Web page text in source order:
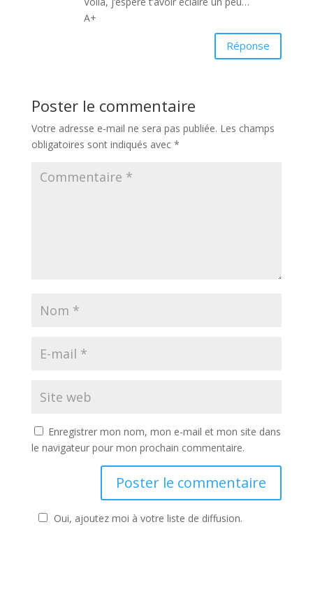
A+
Réponse
Poster le commentaire
Votre adresse e-mail ne sera pas publiée. Les champs
obligatoires sont indiqués avec *
Enregistrer mon nom, mon e-mail et mon site dans
le navigateur pour mon prochain commentaire.
Oui, ajoutez moi à votre liste de diffusion.